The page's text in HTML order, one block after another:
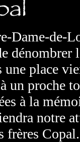
Dame-de-
dénombrer
place
un proche
à la
notre
frères Copal.